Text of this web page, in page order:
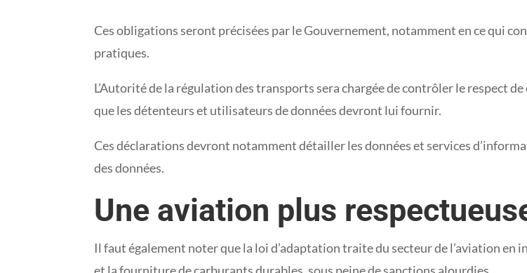
Ces obligations seront précisées par le Gouvernement, notamment en ce qui
pratiques.
L’Autorité de la régulation des transports sera chargée de contrôler le respect
que les détenteurs et utilisateurs de données devront lui fournir.
Ces déclarations devront notamment détailler les données et services
des données.
Une aviation plus
Il faut également noter que la loi d’adaptation traite du secteur de l’aviation